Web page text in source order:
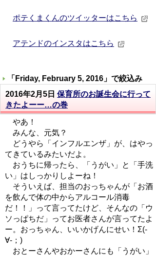
ポテくまくんのツイッターはこちら
アテンドのインスタはこちら
「 Friday, February 5, 2016 」で絞込み
2016年2月5日 保育所のお誕生会に行って
きたよーー…の巻
やあ！
みんな、元気？
どうやら「インフルエンザ」が、はやっ
てきているみたいだよ。
おうちに帰ったら、「うがい」と「手洗
い」はしっかりしよーね！
そういえば、担当のおっちゃんが「お酒
を飲んで体の中からアルコール消毒
だ！！」って言ってたけど、そんなの「ウ
ソっぱちだ」ってお医者さんが言ってたよ
ー。おっちゃん、いいかげんにせい！Σ(-
∀-；)
おとーさんやおかーさんにも「うがい」